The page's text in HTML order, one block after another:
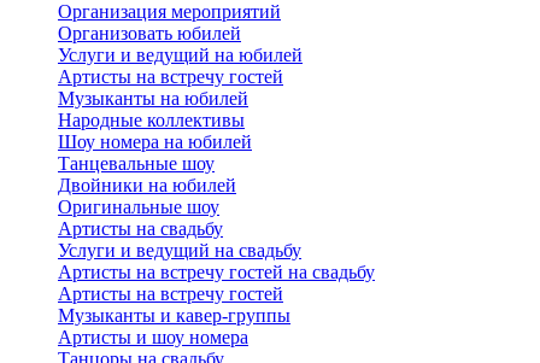
Организация мероприятий
Организовать юбилей
Услуги и ведущий на юбилей
Артисты на встречу гостей
Музыканты на юбилей
Народные коллективы
Шоу номера на юбилей
Танцевальные шоу
Двойники на юбилей
Оригинальные шоу
Артисты на свадьбу
Услуги и ведущий на свадьбу
Артисты на встречу гостей на свадьбу
Артисты на встречу гостей
Музыканты и кавер-группы
Артисты и шоу номера